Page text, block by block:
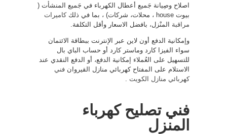
اصلاح وصِيانة جَميع أعطال الكهرباء في جَميع المنشأت (
بيوت house ، محلات، شركات) ، بما في ذلك
كاميرات
مراقبة المنْزل، بافضل الاسعار وأقل التكلفة.
وإمكانية الدفع أون لاين عبر الإنترنت ببطاقة الائتمان
سواء الفيزا كارد وماستر كارد أو حساب الباي بال
للتسهيل على العُملاء إمكانية الدفع، أو الدفع النقدي عند
الاستلام على المفتاح كهربائي منازل القيروان فني
كهربائي منازل الكويت
فني تصليح كهرباء
المنزل